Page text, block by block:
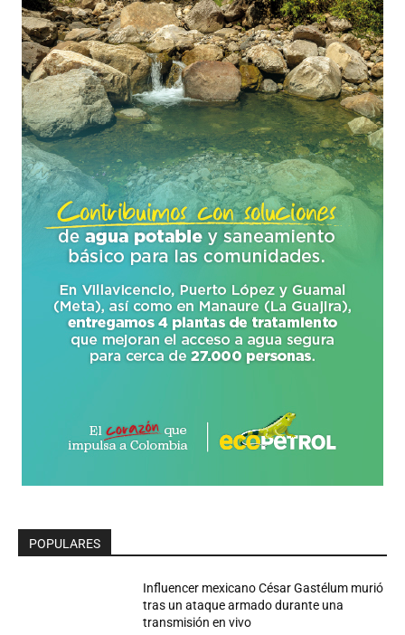
POPULARES
Influencer mexicano César Gastélum murió
tras un ataque armado durante una
transmisión en vivo